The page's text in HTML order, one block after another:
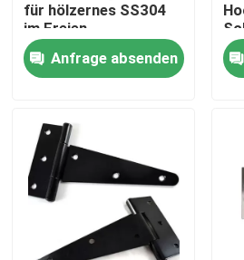
Treten Sie mit uns in
Inconel 600-Material
Material Inconel 625
Incoloy 800-Material
Material Inconel 718
für hölzernes SS304
im Freien
Anfrage absenden